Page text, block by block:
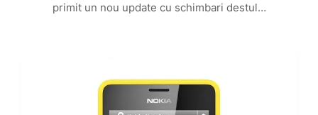
primit un nou update cu schimbari destul…